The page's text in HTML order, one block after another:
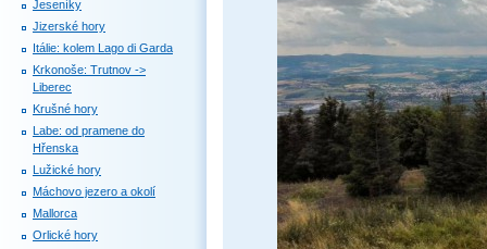
Jeseníky
Jizerské hory
Itálie: kolem Lago di Garda
Krkonoše: Trutnov ->
Liberec
Krušné hory
Labe: od pramene do
Hřenska
Lužické hory
Máchovo jezero a okolí
Mallorca
Orlické hory